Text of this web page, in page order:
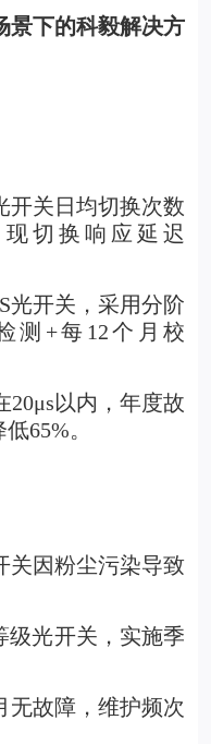
景下的科毅解决方
开关日均切换次数
切换响应延迟
光开关 ，采用分阶
测+每12个月校
20μs以内，年度故
65%。
关因粉尘污染导致
级光开关，实施季
无故障，维护频次